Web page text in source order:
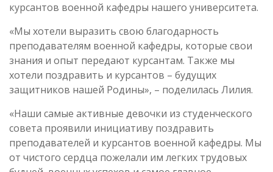
курсантов военной кафедры нашего университета.
«Мы хотели выразить свою благодарность
преподавателям военной кафедры, которые свои
знания и опыт передают курсантам. Также мы
хотели поздравить и курсантов – будущих
защитников нашей Родины», – поделилась Лилия.
«Наши самые активные девочки из студенческого
совета проявили инициативу поздравить
преподавателей и курсантов военной кафедры. Мы
от чистого сердца пожелали им легких трудовых